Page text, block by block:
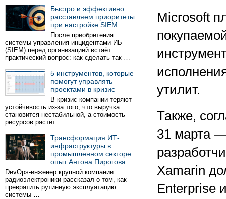
Быстро и эффективно:
расставляем приоритеты
при настройке SIEM
После приобретения
системы управления инцидентами ИБ
(SIEM) перед организацией встаёт
практический вопрос: как сделать так …
5 инструментов, которые
помогут управлять
проектами в кризис
В кризис компании теряют
устойчивость из-за того, что выручка
становится нестабильной, а стоимость
ресурсов растёт …
Трансформация ИТ-
инфраструктуры в
промышленном секторе:
опыт Антона Пирогова
DevOps-инженер крупной компании
радиоэлектроники рассказал о том, как
превратить рутинную эксплуатацию
системы …
Microsoft
утилит.
Также,
31 марта
Xamarin
Enterprise